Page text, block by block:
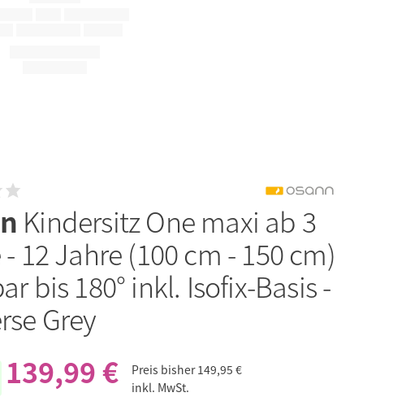
Kindersitz One maxi ab 3
12 Jahre (100 cm - 150 cm)
bis 180° inkl. Isofix-Basis -
Grey
139,99 € Preis bisher 149,95 €
inkl. MwSt.